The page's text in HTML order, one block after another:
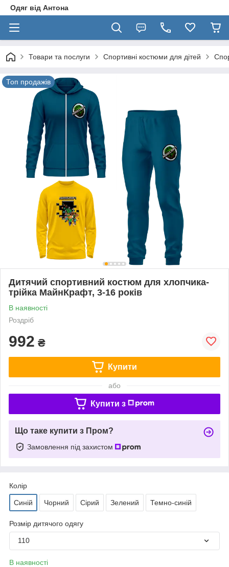
Одяг від Антона
Товари та послуги Спортивні костюми для дітей
Топ продажів
Дитячий спортивний костюм для хлопчика-
трійка МайнКрафт, 3-16 років
В наявності
Роздріб
992 ₴
Купити
або
Купити з
Що таке купити з Пром?
Замовлення під захистом
Колір
Синій Чорний Сірий Зелений Темно-синій
Розмір дитячого одягу
110
В наявності